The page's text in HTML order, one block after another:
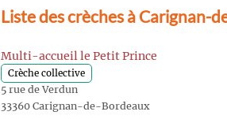
Liste des crèches à Carignan-
Multi-accueil le Petit Prince
Crèche collective
5 rue de Verdun
33360 Carignan-de-Bordeaux